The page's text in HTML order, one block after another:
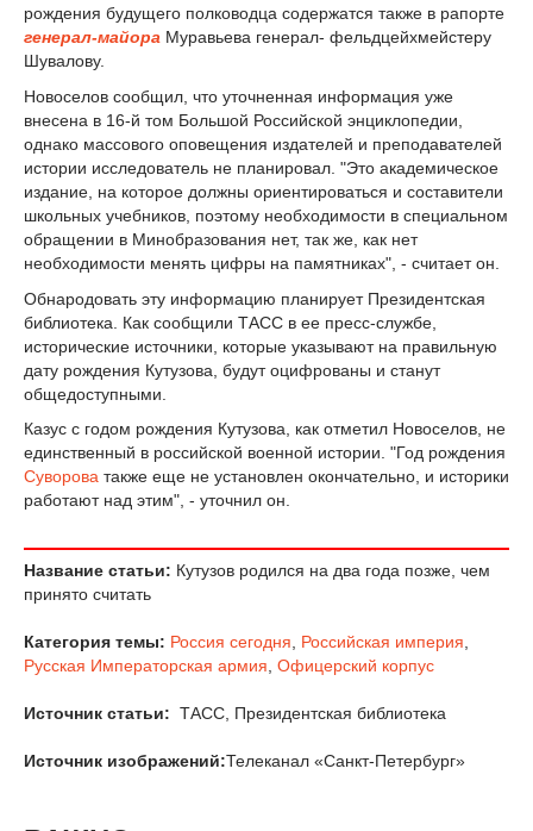
рождения будущего полководца содержатся также в рапорте
генерал-майора Муравьева генерал- фельдцейхмейстеру
Шувалову.
Новоселов сообщил, что уточненная информация уже
внесена в 16-й том Большой Российской энциклопедии,
однако массового оповещения издателей и преподавателей
истории исследователь не планировал. "Это академическое
издание, на которое должны ориентироваться и составители
школьных учебников, поэтому необходимости в специальном
обращении в Минобразования нет, так же, как нет
необходимости менять цифры на памятниках", - считает он.
Обнародовать эту информацию планирует Президентская
библиотека. Как сообщили ТАСС в ее пресс-службе,
исторические источники, которые указывают на правильную
дату рождения Кутузова, будут оцифрованы и станут
общедоступными.
Казус с годом рождения Кутузова, как отметил Новоселов, не
единственный в российской военной истории. "Год рождения
Суворова также еще не установлен окончательно, и историки
работают над этим", - уточнил он.
Название статьи: Кутузов родился на два года позже, чем
принято считать
Категория темы: Россия сегодня Российская империя
Русская Императорская армия Офицерский корпус
Источник статьи: ТАСС, Президентская библиотека
Источник изображений:Телеканал «Санкт-Петербург»